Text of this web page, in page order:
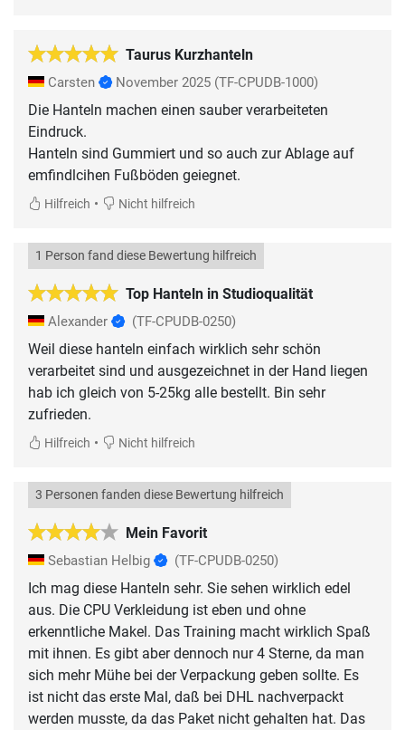
Taurus Kurzhanteln
Carsten November 2025 (TF-CPUDB-1000)
Die Hanteln machen einen sauber verarbeiteten
Eindruck.
Hanteln sind Gummiert und so auch zur Ablage auf
Hilfreich • Nicht hilfreich
Top Hanteln in Studioqualität
1 Person fand diese Bewertung hilfreich
Alexander (TF-CPUDB-0250)
Weil diese hanteln einfach wirklich sehr schön
verarbeitet sind und ausgezeichnet in der Hand liegen
hab ich gleich von 5-25kg alle bestellt. Bin sehr
zufrieden.
Hilfreich • Nicht hilfreich
Mein Favorit
3 Personen fanden diese Bewertung hilfreich
Sebastian Helbig (TF-CPUDB-0250)
Ich mag diese Hanteln sehr. Sie sehen wirklich edel
aus. Die CPU Verkleidung ist eben und ohne
erkenntliche Makel. Das Training macht wirklich Spaß
mit ihnen. Es gibt aber dennoch nur 4 Sterne, da man
sich mehr Mühe bei der Verpackung geben sollte. Es
ist nicht das erste Mal, daß bei DHL nachverpackt
werden musste, da das Paket nicht gehalten hat. Das